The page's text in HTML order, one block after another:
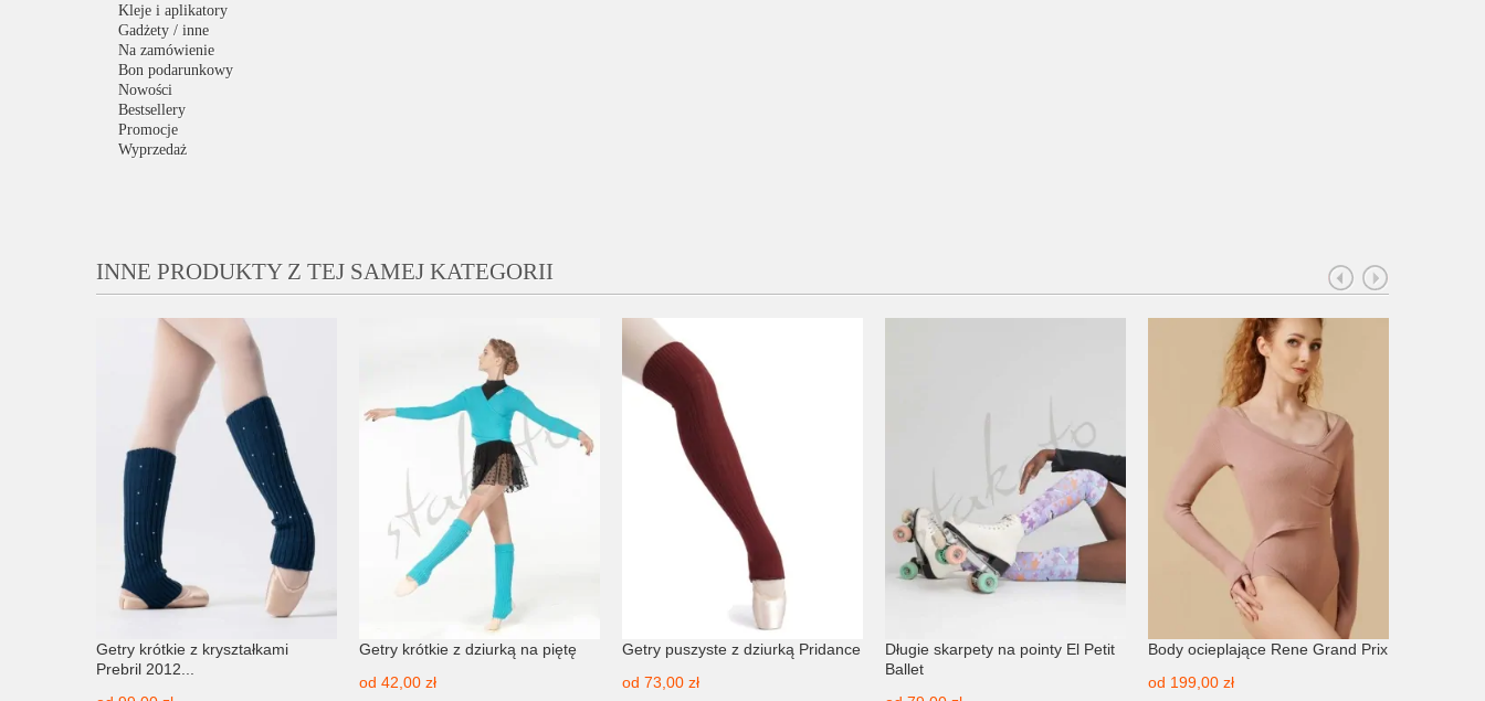
Kleje i aplikatory
Gadżety / inne
Na zamówienie
Bon podarunkowy
Nowości
Bestsellery
Promocje
Wyprzedaż
INNE PRODUKTY Z TEJ SAMEJ KATEGORII
Getry krótkie z kryształkami
Prebril 2012...
Getry krótkie z dziurką na piętę
od 42,00 zł
Getry puszyste z dziurką Pridance
od 73,00 zł
Długie skarpety na pointy El Petit
Ballet
Body ocieplające Rene Grand Prix
od 199,00 zł